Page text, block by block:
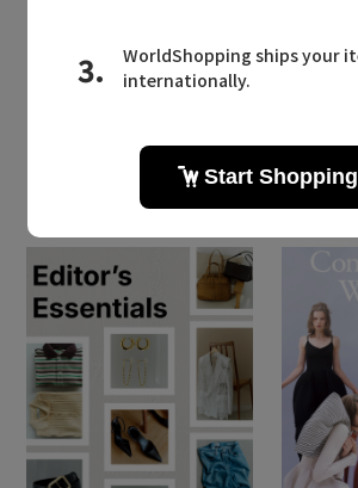
LATEST TOPICS